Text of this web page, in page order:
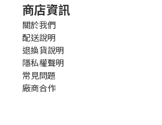
商店資訊
關於我們
配送說明
退換貨說明
隱私權聲明
常見問題
廠商合作